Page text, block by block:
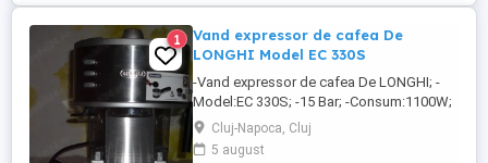
1
Vand expressor de cafea De
LONGHI Model EC 330S
-Vand expressor de cafea De LONGHI; -
Model:EC 330S; -15 Bar; -Consum:1100W;
-Ambalaj original; -Stare de functionare; -
Aspect impecabil:9.5 10 -Pret fix; -NU
Cluj-Napoca, Cluj
5 august